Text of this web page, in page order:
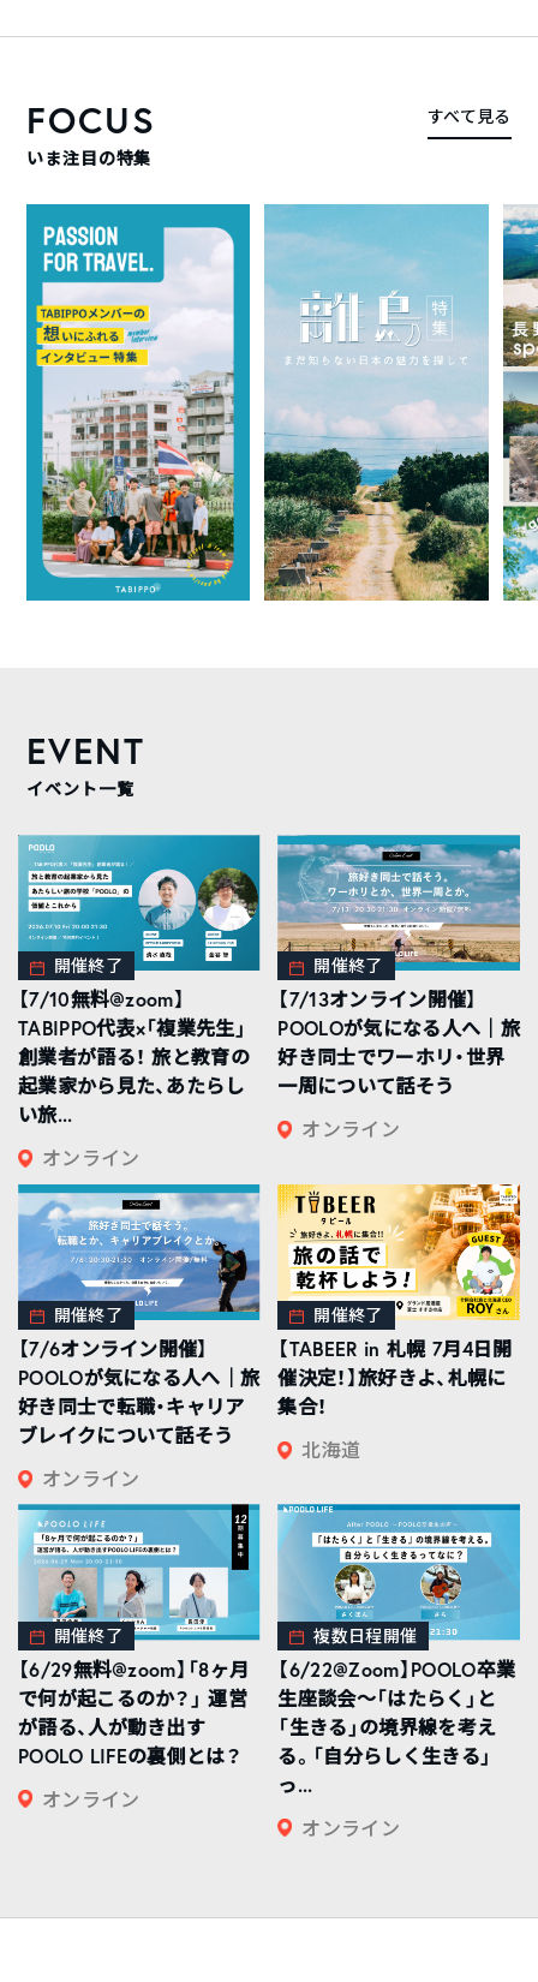
FOCUS
いま注目の特集
すべて見る
EVENT
イベント一覧
開催終了
【7/10無料@zoom】
TABIPPO代表×「複業先生」
創業者が語る！ 旅と教育の
起業家から見た、あたらし
い旅...
オンライン
開催終了
【7/13オンライン開催】
POOLOが気になる人へ｜旅
好き同士でワーホリ・世界
一周について話そう
オンライン
開催終了
【7/6オンライン開催】
POOLOが気になる人へ｜旅
好き同士で転職・キャリア
ブレイクについて話そう
オンライン
開催終了
【TABEER in 札幌 7月4日開
催決定！】旅好きよ、札幌に
集合！
北海道
開催終了
【6/29無料@zoom】「8ヶ月
で何が起こるのか？」 運営
が語る、人が動き出す
POOLO LIFEの裏側とは？
オンライン
複数日程開催
【6/22@Zoom】POOLO卒業
生座談会〜「はたらく」と
「生きる」の境界線を考え
る。「自分らしく生きる」
っ...
オンライン